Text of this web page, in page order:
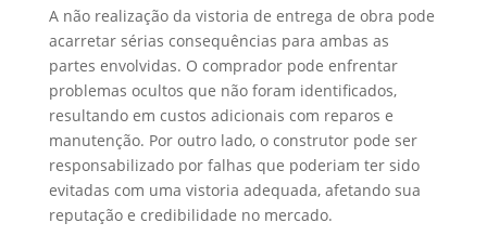
A não realização da vistoria de entrega de obra pode
acarretar sérias consequências para ambas as
partes envolvidas. O comprador pode enfrentar
problemas ocultos que não foram identificados,
resultando em custos adicionais com reparos e
manutenção. Por outro lado, o construtor pode ser
responsabilizado por falhas que poderiam ter sido
evitadas com uma vistoria adequada, afetando sua
reputação e credibilidade no mercado.